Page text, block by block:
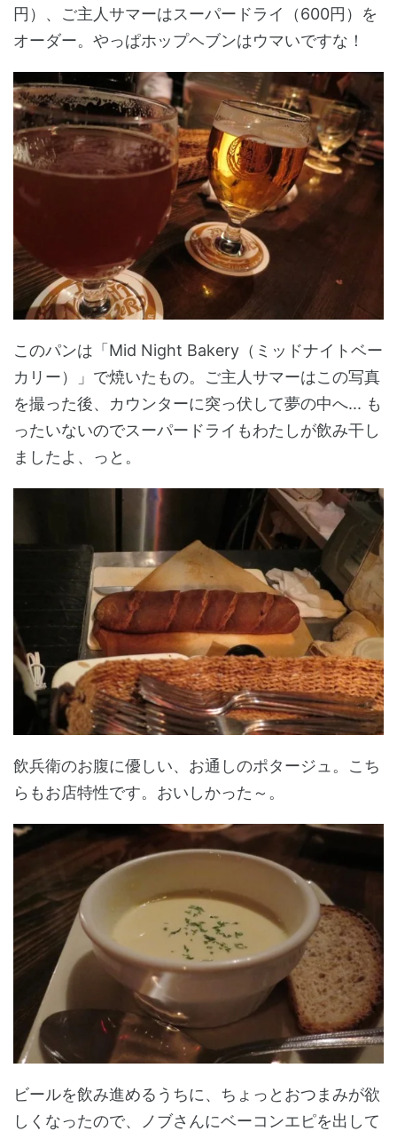
円）、ご主人サマーはスーパードライ（600円）を
オーダー。やっぱホップヘブンはウマいですな！
このパンは「Mid Night Bakery（ミッドナイトベー
カリー）」で焼いたもの。ご主人サマーはこの写真
を撮った後、カウンターに突っ伏して夢の中へ... も
ったいないのでスーパードライもわたしが飲み干し
ましたよ、っと。
飲兵衛のお腹に優しい、お通しのポタージュ。こち
らもお店特性です。おいしかった～。
ビールを飲み進めるうちに、ちょっとおつまみが欲
しくなったので、ノブさんにベーコンエピを出して